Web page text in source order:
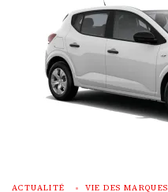
ACTUALITÉ VIE DES MARQUES